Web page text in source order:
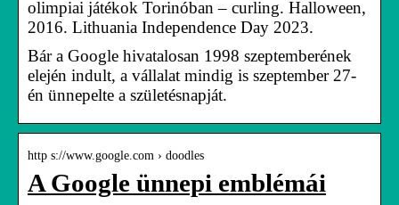
olimpiai játékok Torinóban – curling. Halloween,
2016. Lithuania Independence Day 2023.
Bár a Google hivatalosan 1998 szeptemberének
elején indult, a vállalat mindig is szeptember 27-
én ünnepelte a születésnapját.
http s://www.google.com › doodles
A Google ünnepi emblémái